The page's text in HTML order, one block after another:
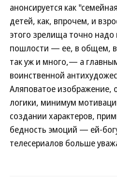
анонсируется как
детей, как, впрочем, и
этого зрелища точно
пошлости — ее, в общем,
так уж и много,— а
воинственной
Аляповатое изображение,
логики, минимум
создании характеров,
бедность эмоций — ей-
телесериалов больше